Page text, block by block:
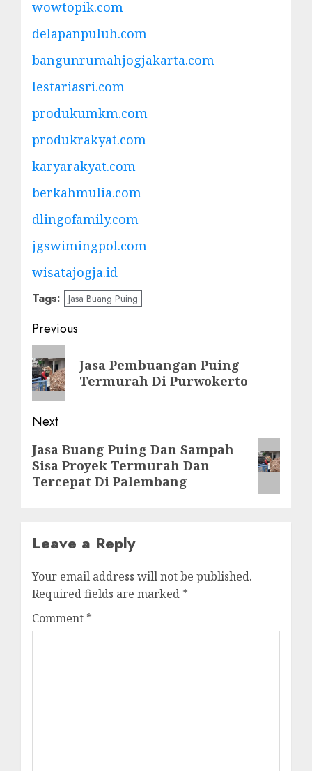
wowtopik.com
delapanpuluh.com
bangunrumahjogjakarta.com
lestariasri.com
produkumkm.com
produkrakyat.com
karyarakyat.com
berkahmulia.com
dlingofamily.com
jgswimingpol.com
wisatajogja.id
Tags: Jasa Buang Puing
Post
navigation
Previous
Previous
post:
Jasa Pembuangan Puing
Termurah Di Purwokerto
Next
Next
post:
Jasa Buang Puing Dan Sampah
Sisa Proyek Termurah Dan
Tercepat Di Palembang
Leave a Reply
Your email address will not be published.
Required fields are marked *
Comment *